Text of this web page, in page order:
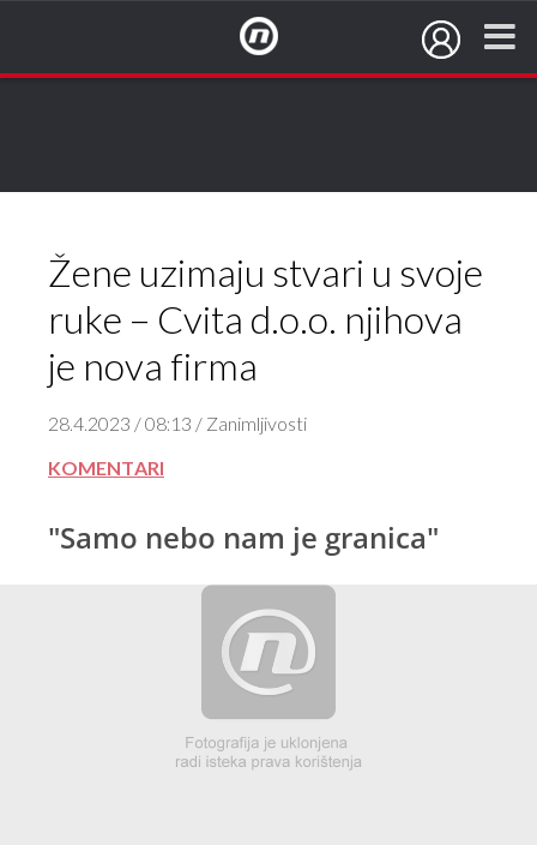
Žene uzimaju stvari u svoje
ruke – Cvita d.o.o. njihova
je nova firma
28.4.2023 / 08:13 / Zanimljivosti
KOMENTARI
"Samo nebo nam je granica"